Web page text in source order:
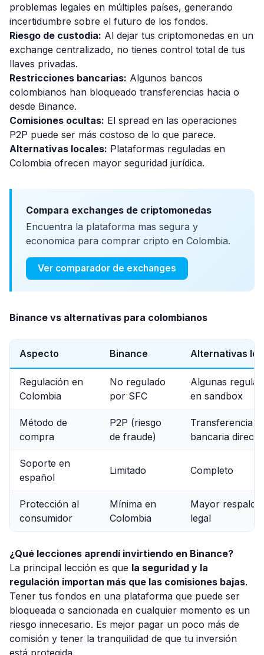
problemas legales en múltiples países, generando
incertidumbre sobre el futuro de los fondos.
Riesgo de custodia: Al dejar tus criptomonedas en un
exchange centralizado, no tienes control total de tus
llaves privadas.
Restricciones bancarias: Algunos bancos
colombianos han bloqueado transferencias hacia o
desde Binance.
Comisiones ocultas: El spread en las operaciones
P2P puede ser más costoso de lo que parece.
Alternativas locales: Plataformas reguladas en
Colombia ofrecen mayor seguridad jurídica.
Compara exchanges de criptomonedas
Encuentra la plataforma mas segura y
economica para comprar cripto en Colombia.
Ver comparador de exchanges
Binance vs alternativas para colombianos
Aspecto Binance Alternativas
Regulación en
Colombia
No regulado
por SFC
Algunas
en sandbox
Método de
compra
P2P (riesgo
de fraude)
Transferencia
bancaria directa
Soporte en
español
Limitado Completo
Protección al
consumidor
Mínima en
Colombia
Mayor respaldo
legal
¿Qué lecciones aprendí invirtiendo en Binance?
La principal lección es que la seguridad y la
regulación importan más que las comisiones bajas.
Tener tus fondos en una plataforma que puede ser
bloqueada o sancionada en cualquier momento es un
riesgo innecesario. Es mejor pagar un poco más de
comisión y tener la tranquilidad de que tu inversión